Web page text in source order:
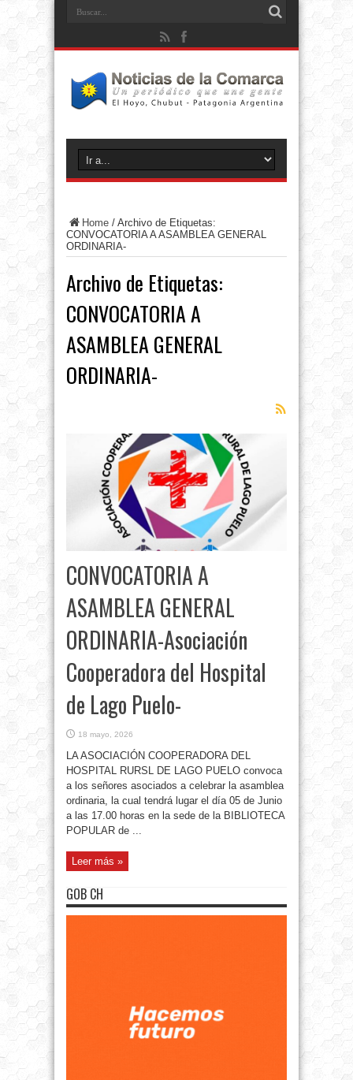
Home / Archivo de Etiquetas:
CONVOCATORIA A ASAMBLEA GENERAL
ORDINARIA-
Archivo de Etiquetas:
CONVOCATORIA A
ASAMBLEA GENERAL
ORDINARIA-
CONVOCATORIA A
ASAMBLEA GENERAL
ORDINARIA-Asociación
Cooperadora del Hospital
de Lago Puelo-
18 mayo, 2026
LA ASOCIACIÓN COOPERADORA DEL
HOSPITAL RURSL DE LAGO PUELO convoca
a los señores asociados a celebrar la asamblea
ordinaria, la cual tendrá lugar el día 05 de Junio
a las 17.00 horas en la sede de la BIBLIOTECA
POPULAR de ...
Leer más »
GOB CH